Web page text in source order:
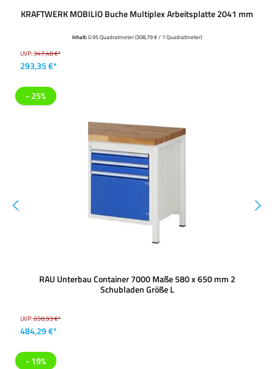
KRAFTWERK MOBILIO Buche Multiplex Arbeitsplatte 2041 mm
Inhalt:0.95 Quadratmeter(308,79 € / 1 Quadratmeter)
UVP:347,48 €*
293,35 €*
- 25%
RAU Unterbau Container 7000 Maße 580 x 650 mm 2
Schubladen Größe L
UVP:650,93 €*
484,29 €*
- 19%